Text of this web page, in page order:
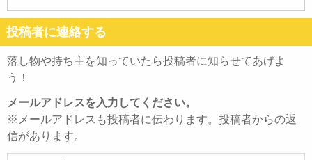
投稿者に連絡する
落し物や持ち主を知っていたら投稿者に知らせてあげよ
う！
メールアドレスを入力してください。
※メールアドレスも投稿者に伝わります。投稿者からの返
信があります。